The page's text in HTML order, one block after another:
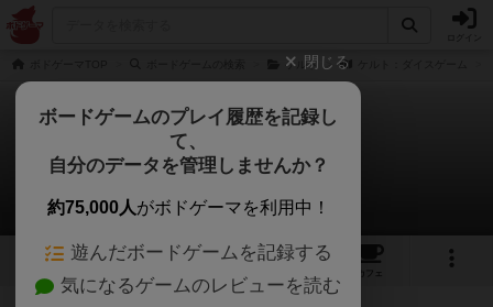
ケルト
ケルト：ダイスゲーム
なまゆきさんのレビュー
2 3
カフェ
閉じる
ボードゲームのプレイ履歴を記録し
て、
自分のデータを管理しませんか？
約75,000人がボドゲーマを利用中！
遊んだボードゲームを記録する
気になるゲームのレビューを読む